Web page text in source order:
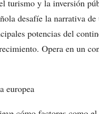
turismo y la inversión
desafíe la narrativa
potencias del
Opera en un
europea